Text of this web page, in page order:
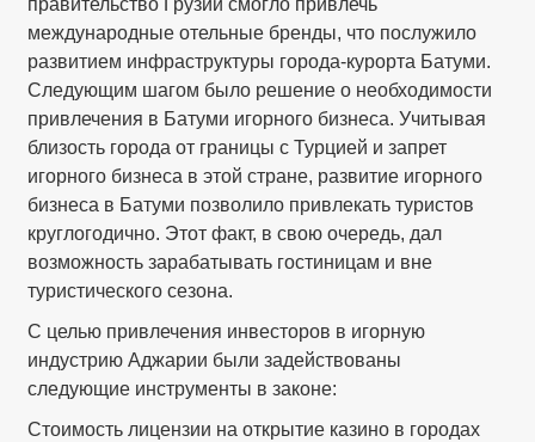
правительство Грузии смогло привлечь
международные отельные бренды, что послужило
развитием инфраструктуры города-курорта Батуми.
Следующим шагом было решение о необходимости
привлечения в Батуми игорного бизнеса. Учитывая
близость города от границы с Турцией и запрет
игорного бизнеса в этой стране, развитие игорного
бизнеса в Батуми позволило привлекать туристов
круглогодично. Этот факт, в свою очередь, дал
возможность зарабатывать гостиницам и вне
туристического сезона.
С целью привлечения инвесторов в игорную
индустрию Аджарии были задействованы
следующие инструменты в законе:
Стоимость лицензии на открытие казино в городах